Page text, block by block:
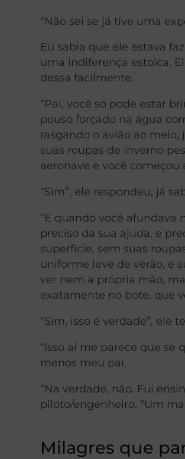
“Não sei se já tive uma
Eu sabia que ele estava
uma indiferença estoica.
dessa facilmente.
“Pai, você só pode estar
pouso forçado na água
rasgando o avião ao
suas roupas de inverno
aeronave e você
“Sim”, ele respondeu, já
“E quando você afundava
preciso da sua ajuda, e
superfície, sem suas
uniforme leve de verão, e
ver nem a própria mão,
exatamente no bote, que
“Sim, isso é verdade”, ele
“Isso aí me parece que
menos meu pai.
“Na verdade, não. Fui
piloto/engenheiro. “Um
Milagres que